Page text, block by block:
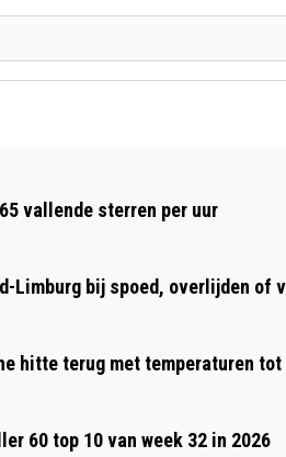
IN
GELEEN
vallende sterren per uur
Limburg bij spoed, overlijden of
hitte terug met temperaturen tot
60 top 10 van week 32 in 2026